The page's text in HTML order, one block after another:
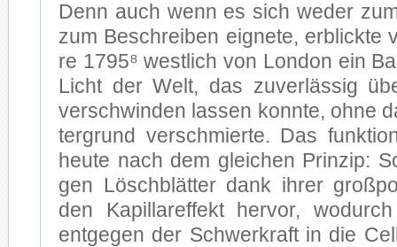
Denn auch wenn es sich we­der
zum Be­schrei­ben eig­ne­te, er­blick­te
re 1795⁸ west­lich von Lon­don ein
Licht der Welt, das zu­ver­läs­sig
ver­schwin­den las­sen konn­te, ohne
ter­grund ver­schmier­te. Das
heu­te nach dem glei­chen Prin­zip:
gen Lösch­blät­ter dank ih­rer
den Ka­pil­lar­ef­fekt her­vor,
ent­ge­gen der Schwer­kraft in die